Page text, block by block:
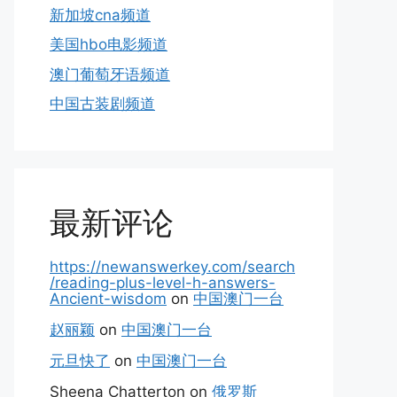
新加坡cna频道
美国hbo电影频道
澳门葡萄牙语频道
中国古装剧频道
最新评论
https://newanswerkey.com/search
/reading-plus-level-h-answers-
Ancient-wisdom on 中国澳门一台
赵丽颖 on 中国澳门一台
元旦快了 on 中国澳门一台
Sheena Chatterton on 俄罗斯